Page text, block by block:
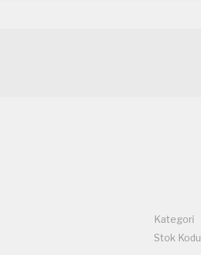
Kategori
Stok Kodu